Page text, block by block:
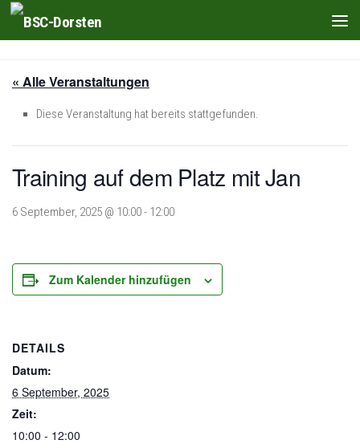
Zum Inhalt springen
« Alle Veranstaltungen
Diese Veranstaltung hat bereits stattgefunden.
Training auf dem Platz mit Jan
6 September, 2025 @ 10:00- 12:00
Zum Kalender hinzufügen
DETAILS
Datum:
6 September, 2025
Zeit:
10:00 - 12:00